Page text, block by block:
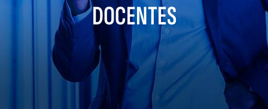
i
t
DOCENTES